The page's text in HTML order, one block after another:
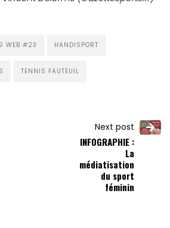
WEB #23 HANDISPORT
TENNIS FAUTEUIL
Next post
INFOGRAPHIE :
La
médiatisation
du sport
féminin